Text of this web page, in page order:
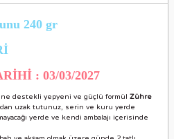
240 gr
: 03/03/2027
destekli yepyeni ve güçlü formül Zühre
uzak tutunuz, serin ve kuru yerde
yerde ve kendi ambalajı içerisinde